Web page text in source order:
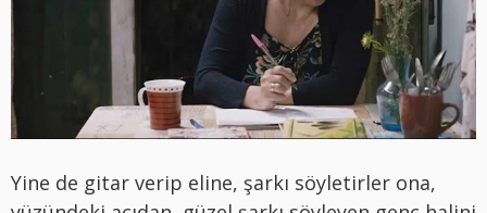
Yine de gitar verip eline, şarkı söyletirler ona,